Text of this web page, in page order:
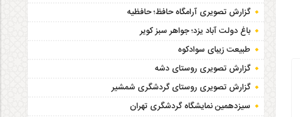
گزارش تصویری آرامگاه حافظ؛ حافظیه‎
باغ دولت آباد یزد؛ جواهر سبز کویر
طبیعت زیبای سوادکوه
گزارش تصویری روستای دشه
گزارش تصویری روستای گردشگری شمشیر
سیزدهمین نمایشگاه گردشگری تهران